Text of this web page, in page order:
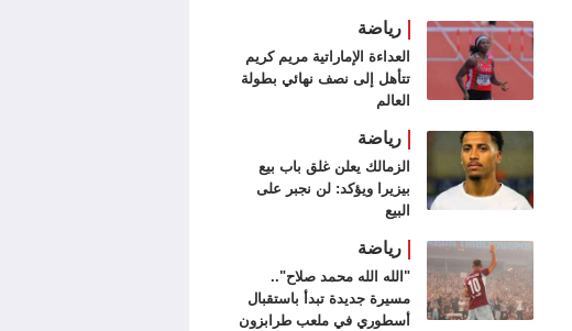
رياضة
العداءة الإماراتية مريم كريم
تتأهل إلى نصف نهائي بطولة
العالم
رياضة
الزمالك يعلن غلق باب بيع
بيزيرا ويؤكد: لن نجبر على
البيع
رياضة
"الله الله محمد صلاح"..
مسيرة جديدة تبدأ باستقبال
أسطوري في ملعب طرابزون